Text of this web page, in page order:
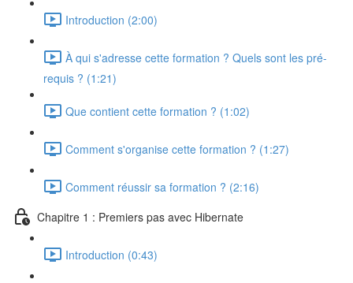
Introduction (2:00)
À qui s'adresse cette formation ? Quels sont les pré-
requis ? (1:21)
Que contient cette formation ? (1:02)
Comment s'organise cette formation ? (1:27)
Comment réussir sa formation ? (2:16)
Chapitre 1 : Premiers pas avec Hibernate
Introduction (0:43)